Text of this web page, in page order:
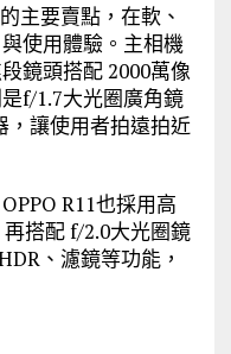
主要賣點，在軟、
使用體驗。主相機
鏡頭搭配 2000萬像
f/1.7大光圈廣角鏡
，讓使用者拍遠拍近
R11也採用高
搭配 f/2.0大光圈鏡
、濾鏡等功能，